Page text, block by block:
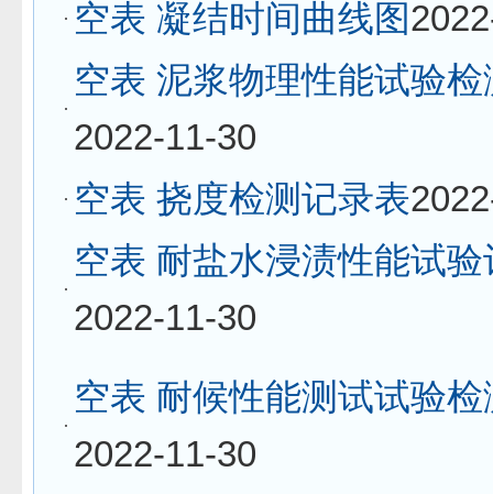
空表 凝结时间曲线图
空表 泥浆物理性能试验
2022-11-30
空表 挠度检测记录表
空表 耐盐水浸渍性能试
2022-11-30
空表 耐候性能测试试验
2022-11-30